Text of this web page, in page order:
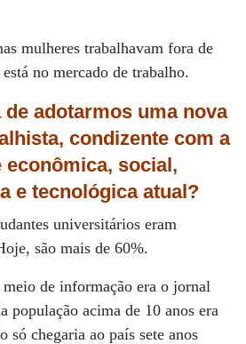
mulheres trabalhavam fora de
no mercado de trabalho.
de adotarmos uma nova
condizente com a
econômica, social,
e tecnológica atual?
universitários eram
são mais de 60%.
de informação era o jornal
população acima de 10 anos era
só chegaria ao país sete anos